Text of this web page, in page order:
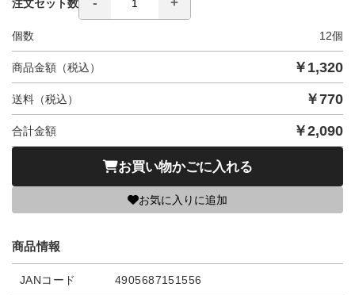
注文セット数
個数 12個
商品金額（税込） ￥ 1,320
送料（税込） ￥770
合計金額 ￥2,090
お買い物かごに入れる
お気に入りに追加
商品情報
JANコード 4905687151556